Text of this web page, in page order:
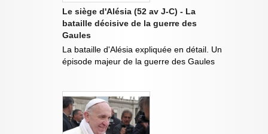
Le siège d'Alésia (52 av J-C) - La
bataille décisive de la guerre des
Gaules
La bataille d'Alésia expliquée en détail. Un
épisode majeur de la guerre des Gaules